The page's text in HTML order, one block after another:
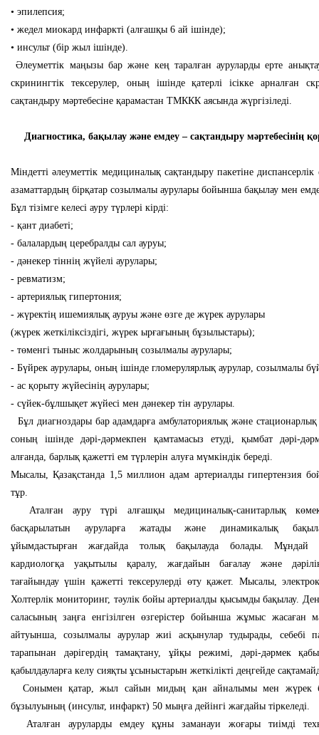
• эпилепсия;
• жедел миокард инфаркті (алғашқы 6 ай ішінде);
• инсульт (бір жыл ішінде).
Әлеуметтік маңызы бар және кең таралған ауруларды ерте
скринингтік тексерулер, оның ішінде қатерлі ісікке арналған
сақтандыру мәртебесіне қарамастан ТМККК аясында жүргізіледі.
Диагностика, бақылау және емдеу – сақтандыру мәртебесінің
Міндетті әлеуметтік медициналық сақтандыру пакетіне диспансерлік
азаматтардың бірқатар созылмалы аурулары бойынша бақылау мен
Бұл тізімге келесі ауру түрлері кірді:
- қант диабеті;
- балалардың церебралды сал ауруы;
- дәнекер тіннің жүйелі аурулары;
- ревматизм;
- артериялық гипертония;
- жүректің ишемиялық ауруы және өзге де жүрек аурулары
(жүрек жеткіліксіздігі, жүрек ырғағының бұзылыстары);
- төменгі тыныс жолдарының созылмалы аурулары;
- Бүйрек аурулары, оның ішінде гломерулярлық аурулар, созылмалы
- ас қорыту жүйесінің аурулары;
- сүйек-бұлшықет жүйесі мен дәнекер тін аурулары.
Бұл диагноздары бар адамдарға амбулаториялық және
соның ішінде дәрі-дәрмекпен қамтамасыз етуді, қымбат дәрі-
алғанда, барлық қажетті ем түрлерін алуға мүмкіндік береді.
Мысалы, Қазақстанда 1,5 миллион адам артериалды гипертензия
тұр.
Аталған ауру түрі алғашқы медициналық-санитарлық көмек
басқарылатын ауруларға жатады және динамикалық
ұйымдастырған жағдайда толық бақылауда болады. Мұндай
кардиологқа уақытылы қаралу, жағдайын бағалау және
тағайындау үшін қажетті тексерулерді өту қажет. Мысалы,
Холтерлік мониторинг, тәулік бойы артериалды қысымды бақылау.
саласының заңға енгізілген өзгерістер бойынша жұмыс жасаған
айтуынша, созылмалы аурулар жиі асқынулар тудырады, себебі
тарапынан дәрігердің тамақтану, ұйқы режимі, дәрі-дәрмек
қабылдауларға келу сияқты ұсыныстарын жеткілікті деңгейде
Сонымен қатар, жыл сайын мидың қан айналымы мен жүрек
бұзылуының (инсульт, инфаркт) 50 мыңға дейінгі жағдайы тіркеледі.
Аталған ауруларды емдеу құны заманауи жоғары тиімді